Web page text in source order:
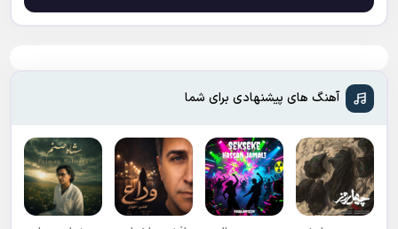
آهنگ های پیشنهادی برای شما